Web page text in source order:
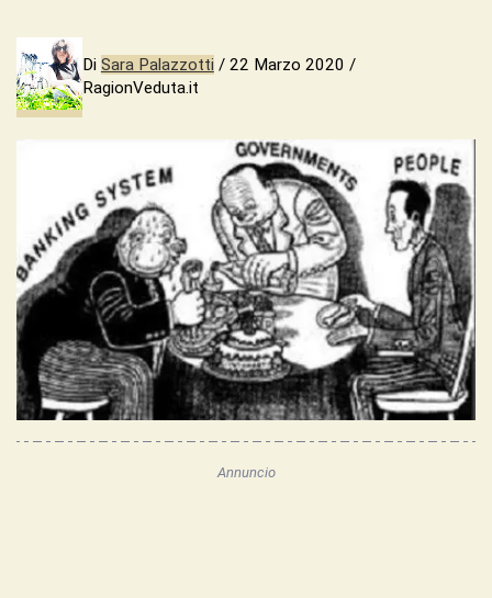
Di Sara Palazzotti / 22 Marzo 2020 /
RagionVeduta.it